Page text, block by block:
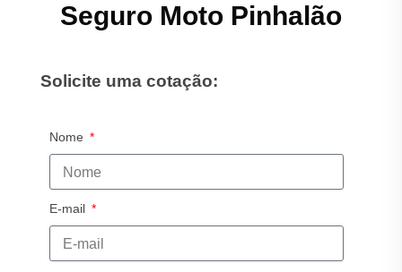
Seguro Moto Pinhalão
Solicite uma cotação:
Nome
E-mail